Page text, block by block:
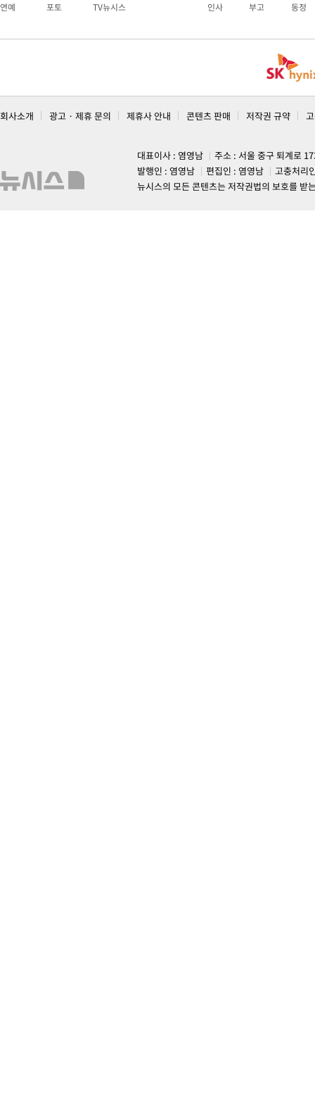
연예 포토 TV뉴시스 인사 부고 동정
회사소개 광고 · 제휴 문의 제휴사 안내 콘텐츠 판매 저작권 규약
대표이사 : 염영남
주소 : 서울 중구 퇴계로
발행인 : 염영남
편집인 : 염영남
고충처리
뉴시스의 모든 콘텐츠는 저작권법의 보호를